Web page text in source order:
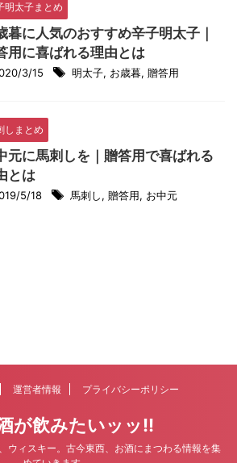
明太子まとめ
暮に人気のおすすめ辛子明太子｜
用に喜ばれる理由とは
3/15 明太子, お歳暮, 贈答用
しまとめ
元に馬刺しを｜贈答用で喜ばれる
とは
5/18 馬刺し, 贈答用, お中元
運営者情報 プライバシーポリシー
が飲みたいッッ!!
ウィスキー。古今東西、お酒にまつわる情報を集